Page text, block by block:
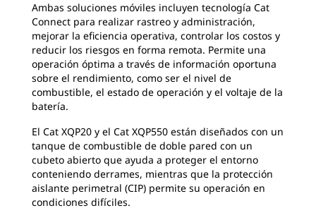
Ambas soluciones móviles incluyen tecnología Cat
Connect para realizar rastreo y administración,
mejorar la eficiencia operativa, controlar los costos y
reducir los riesgos en forma remota. Permite una
operación óptima a través de información oportuna
sobre el rendimiento, como ser el nivel de
combustible, el estado de operación y el voltaje de la
batería.
El Cat XQP20 y el Cat XQP550 están diseñados con un
tanque de combustible de doble pared con un
cubeto abierto que ayuda a proteger el entorno
conteniendo derrames, mientras que la protección
aislante perimetral (CIP) permite su operación en
condiciones difíciles.